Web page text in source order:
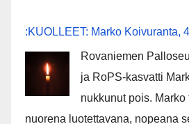
:KUOLLEET: Marko Koivuranta,
Rovaniemen
ja RoPS-kasvatti
nukkunut pois.
nuorena luotettavana, nopeana